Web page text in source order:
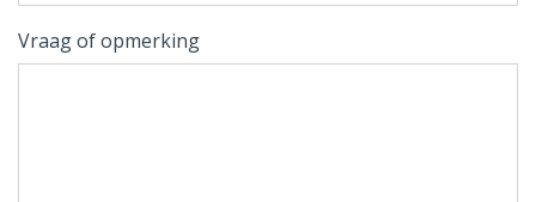
Vraag of opmerking